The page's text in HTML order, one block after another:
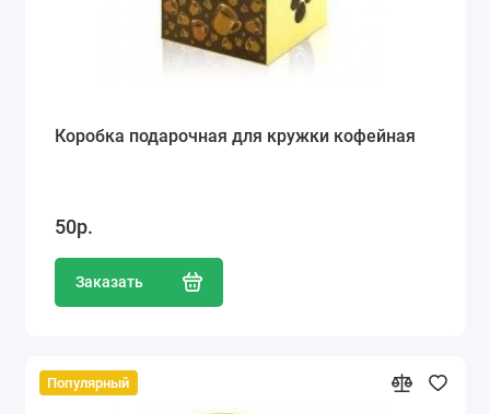
Коробка подарочная для кружки кофейная
50р.
Заказать
Популярный